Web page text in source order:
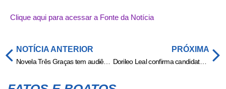
Clique aqui para acessar a Fonte da Notícia
NOTÍCIA ANTERIOR
Novela Três Graças tem audiência sofrível e vira problema urgente na Globo
PRÓXIMA
Dorileo Leal confirma candidatura à presidência da FMF e se diz confiante para nova eleição » Esportes & Notícias